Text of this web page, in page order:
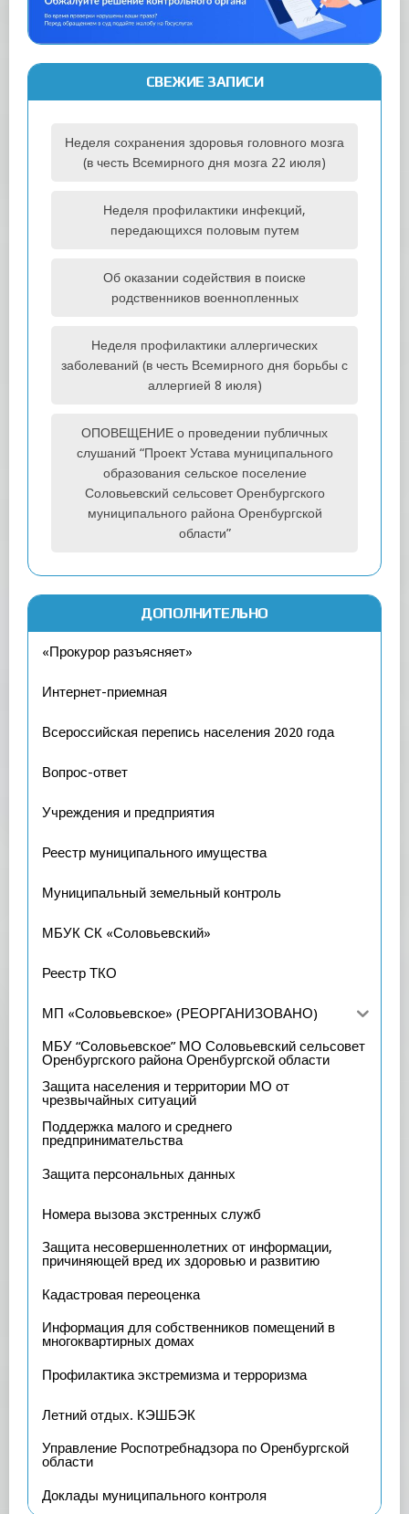
СВЕЖИЕ ЗАПИСИ
Неделя сохранения здоровья головного мозга
(в честь Всемирного дня мозга 22 июля)
Неделя профилактики инфекций,
передающихся половым путем
Об оказании содействия в поиске
родственников военнопленных
Неделя профилактики аллергических
заболеваний (в честь Всемирного дня борьбы с
аллергией 8 июля)
ОПОВЕЩЕНИЕ о проведении публичных
слушаний “Проект Устава муниципального
образования сельское поселение
Соловьевский сельсовет Оренбургского
муниципального района Оренбургской
области”
ДОПОЛНИТЕЛЬНО
«Прокурор разъясняет»
Интернет-приемная
Всероссийская перепись населения 2020 года
Вопрос-ответ
Учреждения и предприятия
Реестр муниципального имущества
Муниципальный земельный контроль
МБУК СК «Соловьевский»
Реестр ТКО
МП «Соловьевское» (РЕОРГАНИЗОВАНО)
МБУ “Соловьевское” МО Соловьевский сельсовет
Оренбургского района Оренбургской области
Защита населения и территории МО от
чрезвычайных ситуаций
Поддержка малого и среднего
предпринимательства
Защита персональных данных
Номера вызова экстренных служб
Защита несовершеннолетних от информации,
причиняющей вред их здоровью и развитию
Кадастровая переоценка
Информация для собственников помещений в
многоквартирных домах
Профилактика экстремизма и терроризма
Летний отдых. КЭШБЭК
Управление Роспотребнадзора по Оренбургской
области
Доклады муниципального контроля